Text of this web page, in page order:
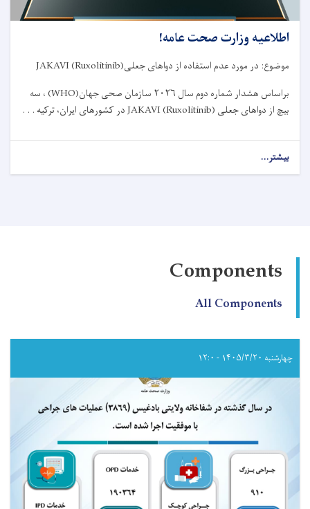
اطلاعیه وزارت صحت عامه!
موضوع: در مورد عدم استفاده از دواهای جعلیJAKAVI (Ruxolitinib)
براساس هشدار شماره دوم سال ۲۰۲۶ سازمان صحی جهان(WHO)، سه
بیچ از دواهای جعلی JAKAVI (Ruxolitinib)در کشورهای ایران، ترکیه . . .
بیشتر...
اطلاعیه
Components
All Components
چهارشنبه ۱۴۰۵/۳/۲۰ - ۱۲:۰